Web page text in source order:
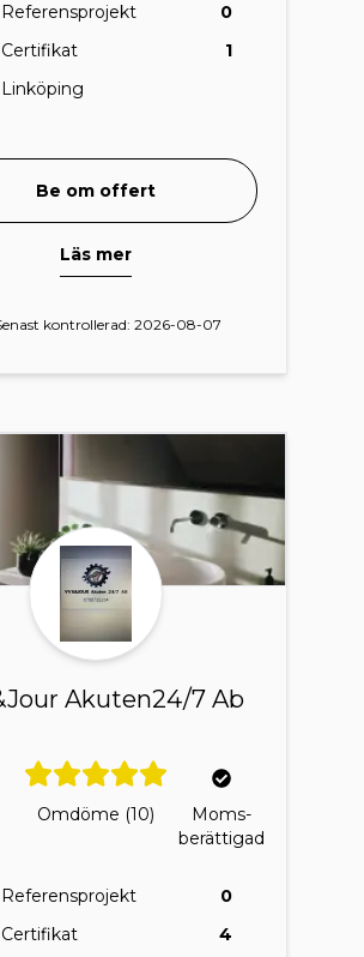
Referensprojekt
0
Certifikat
1
Linköping
Be om offert
Läs mer
kontrollerad: 2026-08-07
Akuten24/7 Ab
Omdöme (10)
Moms-
berättigad
Referensprojekt
0
Certifikat
4